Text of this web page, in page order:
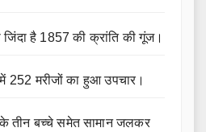
है 1857 की क्रांति की गूंज।
252 मरीजों का हुआ उपचार।
तीन बच्चे समेत सामान जलकर